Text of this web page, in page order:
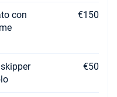
con
€150
€50